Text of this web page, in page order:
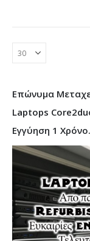
Επώνυμα
Laptops
Εγγύηση 1 Χρόνο.